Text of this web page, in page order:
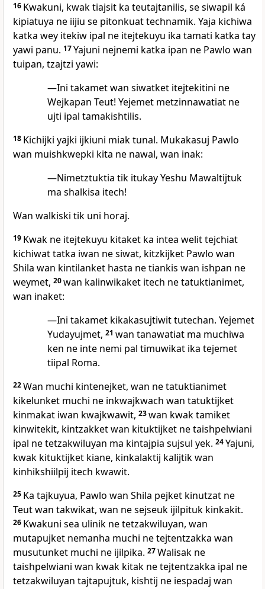
16 Kwakuni, kwak tiajsit ka teutajtanilis, se siwapil ká
kipiatuya ne iijiu se pitonkuat technamik. Yaja kichiwa
katka wey itekiw ipal ne itejtekuyu ika tamati katka tay
yawi panu. 17Yajuni nejnemi katka ipan ne Pawlo wan
tuipan, tzajtzi yawi:
—Ini takamet wan siwatket itejtekitini ne
Wejkapan Teut! Yejemet metzinnawatiat ne
ujti ipal tamakishtilis.
18 Kichijki yajki ijkiuni miak tunal. Mukakasuj Pawlo
wan muishkwepki kita ne nawal, wan inak:
—Nimetztuktia tik itukay Yeshu Mawaltijtuk
ma shalkisa itech!
Wan walkiski tik uni horaj.
19 Kwak ne itejtekuyu kitaket ka intea welit tejchiat
kichiwat tatka iwan ne siwat, kitzkijket Pawlo wan
Shila wan kintilanket hasta ne tiankis wan ishpan ne
weymet, 20wan kalinwikaket itech ne tatuktianimet,
wan inaket:
—Ini takamet kikakasujtiwit tutechan. Yejemet
Yudayujmet, 21 wan tanawatiat ma muchiwa
ken ne inte nemi pal timuwikat ika tejemet
tiipal Roma.
22Wan muchi kintenejket, wan ne tatuktianimet
kikelunket muchi ne inkwajkwach wan tatuktijket
kinmakat iwan kwajkwawit, 23wan kwak tamiket
kinwitekit, kintzakket wan kituktijket ne taishpelwiani
ipal ne tetzakwiluyan ma kintajpia sujsul yek. 24Yajuni,
kwak kituktijket kiane, kinkalaktij kalijtik wan
kinhikshiilpij itech kwawit.
25 Ka tajkuyua, Pawlo wan Shila pejket kinutzat ne
Teut wan takwikat, wan ne sejseuk ijilpituk kinkakit.
26 Kwakuni sea ulinik ne tetzakwiluyan, wan
mutapujket nemanha muchi ne tejtentzakka wan
musutunket muchi ne ijilpika. 27Walisak ne
taishpelwiani wan kwak kitak ne tejtentzakka ipal ne
tetzakwiluyan tajtapujtuk, kishtij ne iespadaj wan